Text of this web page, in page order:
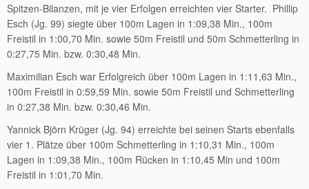
Spitzen-Bilanzen, mit je vier Erfolgen erreichten vier Starter. Phillip
Esch (Jg. 99) siegte über 100m Lagen in 1:09,38 Min., 100m
Freistil in 1:00,70 Min. sowie 50m Freistil und 50m Schmetterling in
0:27,75 Min. bzw. 0:30,48 Min.
Maximilian Esch war Erfolgreich über 100m Lagen in 1:11,63 Min.,
100m Freistil in 0:59,59 Min. sowie 50m Freistil und Schmetterling
in 0:27,38 Min. bzw. 0:30,46 Min.
Yannick Björn Krüger (Jg. 94) erreichte bei seinen Starts ebenfalls
vier 1. Plätze über 100m Schmetterling in 1:10,31 Min., 100m
Lagen in 1:09,38 Min., 100m Rücken in 1:10,45 Min und 100m
Freistil in 1:01,70 Min.